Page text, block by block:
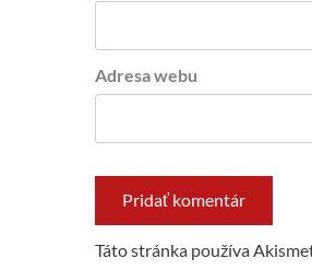
Adresa webu
Táto stránka používa